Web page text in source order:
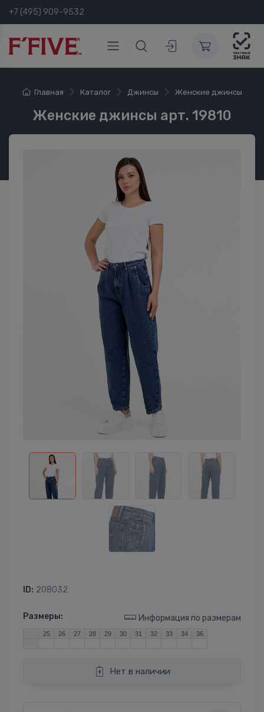
+7 (495) 909-9532
Главная Каталог Джинсы Женские джинсы
Женские джинсы арт. 19810
ID: 208032
Размеры: Информация по размерам
25 26 27 28 29 30 31 32 33 34 36
Нет в наличии